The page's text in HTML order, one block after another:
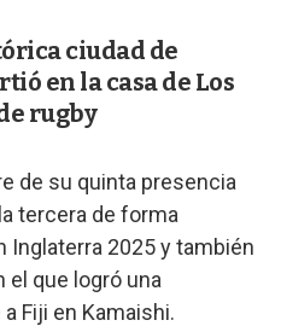
ciudad de
en la casa de Los
rugby
de su quinta presencia
tercera de forma
Inglaterra 2025 y también
el que logró una
Fiji en Kamaishi.